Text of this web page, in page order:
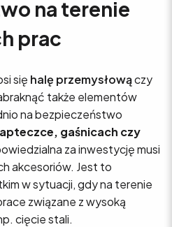
na terenie
prac
się halę przemysłowączy
także elementów
na bezpieczeństwo
apteczce, gaśnicach czy
za inwestycję musi
akcesoriów. Jest to
w sytuacji, gdy na terenie
związane z wysoką
cięcie stali.